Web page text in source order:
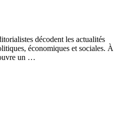
décodent les actualités
économiques et sociales. À
un …